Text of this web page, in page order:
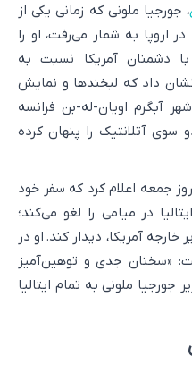
، جورجیا ملونی که زمانی یکی از
اروپا به شمار می‌رفت، او را
دشمنان آمریکا نسبت به
داد که لبخندها و نمایش
اویان-له-بن فرانسه
آتلانتیک را پنهان کرده
روز جمعه اعلام کرد که سفر خود
در میامی را لغو می‌کند؛
خارجه آمریکا، دیدار کند. او در
«سخنان جدی و توهین‌آمیز
ملونی به تمام ایتالیا